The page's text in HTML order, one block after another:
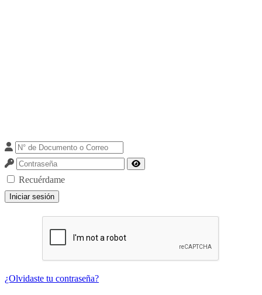
Recuérdame
Iniciar sesión
¿Olvidaste tu contraseña?